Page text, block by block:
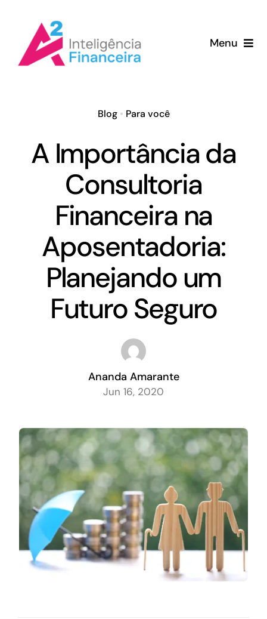
conteúdo
Menu
Serviços
Porque a A2
Clientes
Sobre
Blog
Blog• Para você
A Importância da
Consultoria
Financeira na
Aposentadoria:
Planejando um
Futuro Seguro
Ananda Amarante
Jun 16, 2020